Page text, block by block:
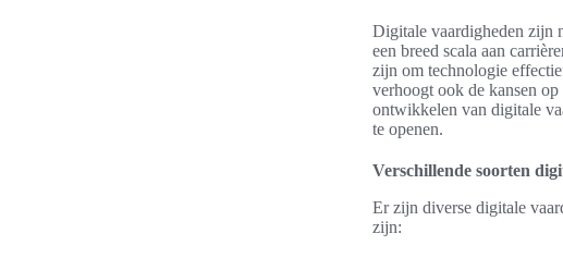
Digitale vaardigheden zijn
een breed scala aan
zijn om technologie
verhoogt ook de kansen
ontwikkelen van digitale
te openen.
Verschillende soorten
Er zijn diverse digitale
zijn: